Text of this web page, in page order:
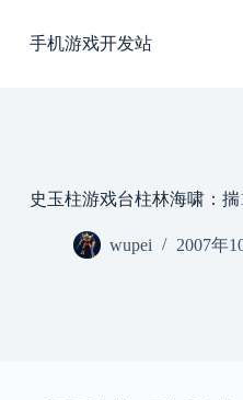
过
手机游戏开发站
史玉柱游戏台柱林海啸：
wupei 2007年